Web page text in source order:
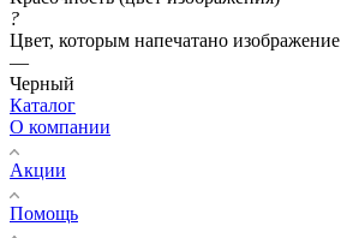
?
Цвет, которым напечатано изображение
—
Черный
Каталог
О компании
Акции
Помощь